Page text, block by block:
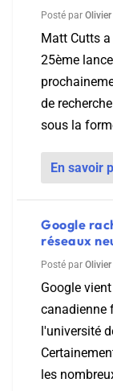
Posté par
Matt Cutts
25ème
de
sous la
En savoir
Google
réseaux
Posté par
Google
canadienne
l'université
les